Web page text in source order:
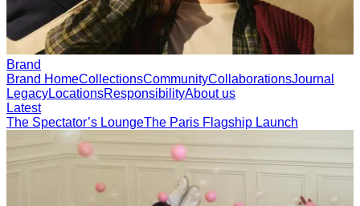
Brand
Brand HomeCollectionsCommunityCollaborationsJournal
LegacyLocationsResponsibilityAbout us
Latest
The Spectator’s LoungeThe Paris Flagship Launch